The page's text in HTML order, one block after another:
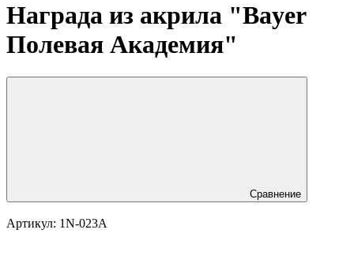
Награда из акрила "Bayer
Полевая Академия"
Сравнение
Артикул: 1N-023A